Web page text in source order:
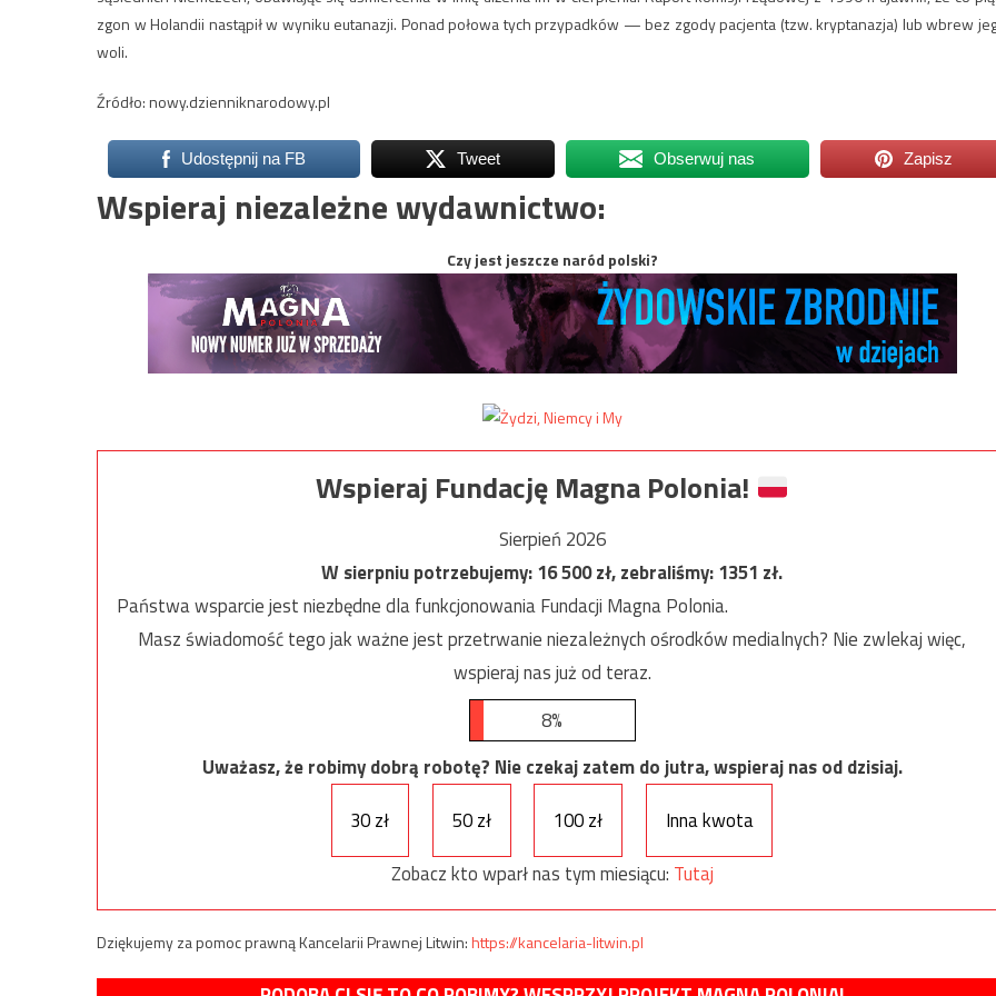
zgon w Holandii nastąpił w wyniku eutanazji. Ponad połowa tych przypadków — bez zgody pacjenta (tzw. kryptanazja) lub wbrew
woli.
Źródło: nowy.dzienniknarodowy.pl
Udostępnij na FB Tweet Obserwuj nas Zapisz
Wspieraj niezależne wydawnictwo:
Czy jest jeszcze naród polski?
Wspieraj Fundację Magna Polonia!
Sierpień 2026
W sierpniu potrzebujemy:16 500zł, zebraliśmy:1351 zł.
Państwa wsparcie jest niezbędne dla funkcjonowania Fundacji Magna Polonia.
Masz świadomość tego jak ważne jest przetrwanie niezależnych ośrodków medialnych? Nie zwlekaj więc,
wspieraj nas już od teraz.
8%
Uważasz, że robimy dobrą robotę? Nie czekaj zatem do jutra, wspieraj nas od dzisiaj.
30 zł
50 zł 100 zł
Inna kwota
Zobacz kto wparł nas tym miesiącu: Tutaj
Dziękujemy za pomoc prawną Kancelarii Prawnej Litwin:https://kancelaria-litwin.pl